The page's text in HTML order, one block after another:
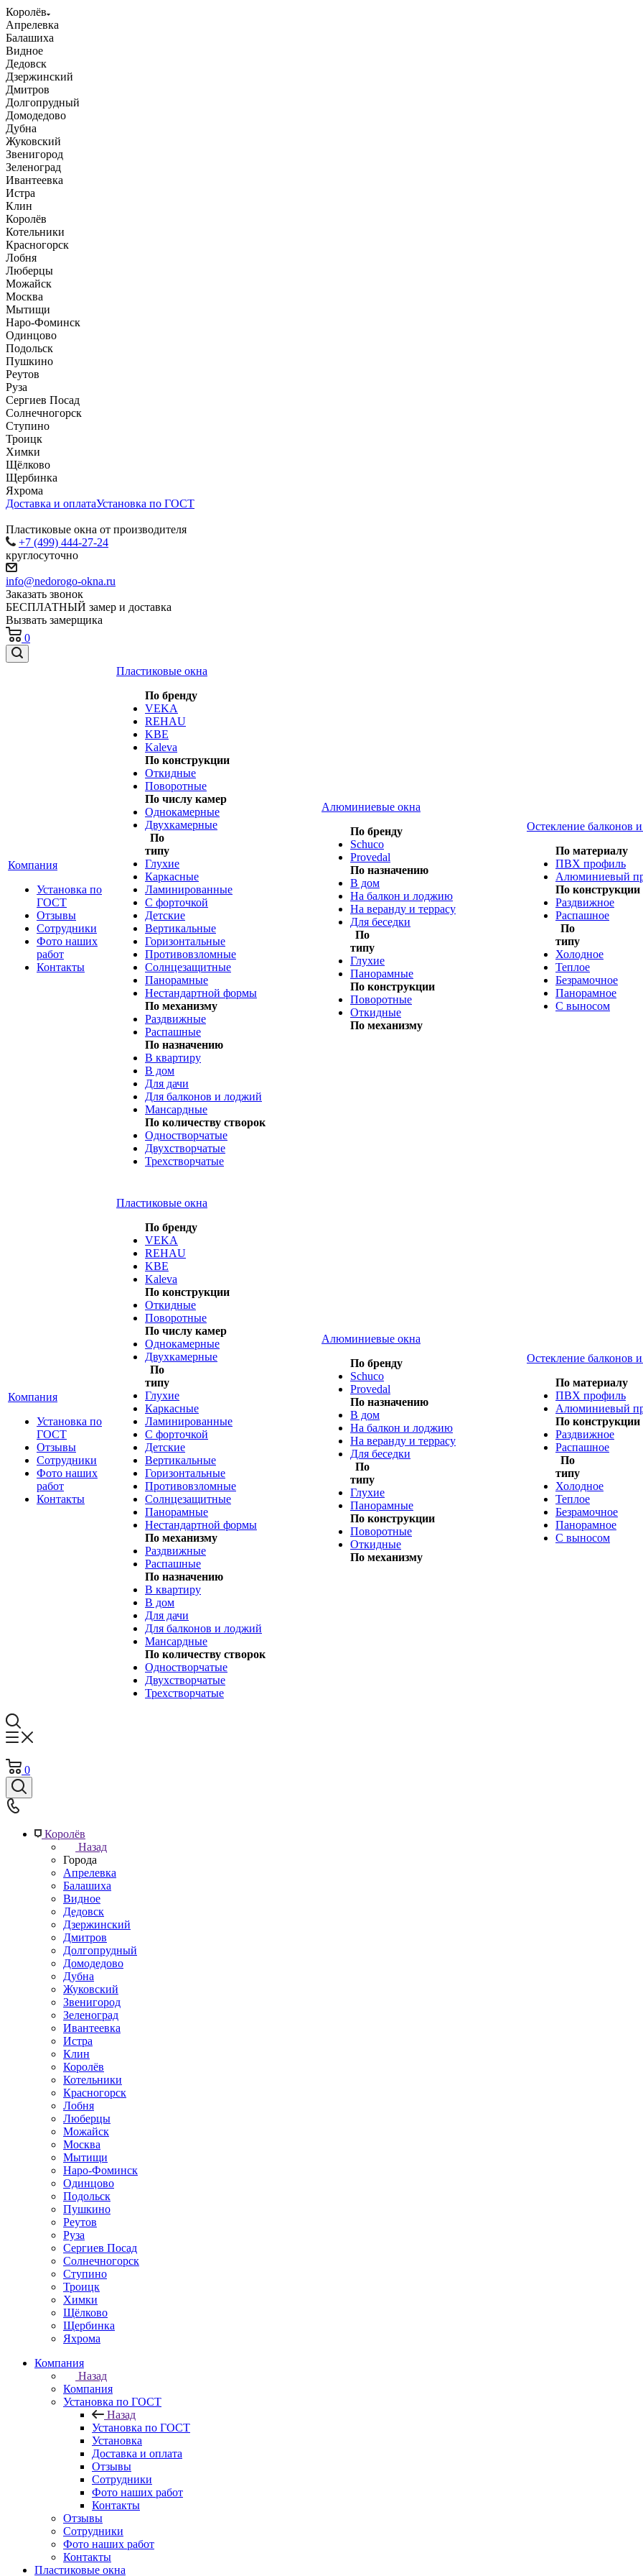
Королёв
Апрелевка
Балашиха
Видное
Дедовск
Дзержинский
Дмитров
Долгопрудный
Домодедово
Дубна
Жуковский
Звенигород
Зеленоград
Ивантеевка
Истра
Клин
Королёв
Котельники
Красногорск
Лобня
Люберцы
Можайск
Москва
Мытищи
Наро-Фоминск
Одинцово
Подольск
Пушкино
Реутов
Руза
Сергиев Посад
Солнечногорск
Ступино
Троицк
Химки
Щёлково
Щербинка
Яхрома
Доставка и оплатаУстановка по ГОСТ
Пластиковые окна от производителя
+7 (499) 444-27-24
круглосуточно
info@nedorogo-okna.ru
Заказать звонок
БЕСПЛАТНЫЙ замер и доставка
Вызвать замерщика
0
Компания
Установка по
ГОСТ
Отзывы
Сотрудники
Фото наших
работ
Контакты
Пластиковые окна
По бренду
VEKA
REHAU
KBE
Kaleva
По конструкции
Откидные
Поворотные
По числу камер
Однокамерные
Двухкамерные
По
типу
Глухие
Каркасные
Ламинированные
С форточкой
Детские
Вертикальные
Горизонтальные
Противовзломные
Солнцезащитные
Панорамные
Нестандартной формы
По механизму
Раздвижные
Распашные
По назначению
В квартиру
В дом
Для дачи
Для балконов и лоджий
Мансардные
По количеству створок
Одностворчатые
Двухстворчатые
Трехстворчатые
Алюминиевые окна
По бренду
Schuco
Provedal
По назначению
В дом
На балкон и лоджию
На веранду и террасу
Для беседки
По
типу
Глухие
Панорамные
По конструкции
Поворотные
Откидные
По механизму
Остекление балконов
По материалу
ПВХ профиль
Алюминиевый
По конструкции
Раздвижное
Распашное
По
типу
Холодное
Теплое
Безрамочное
Панорамное
С выносом
Компания
Установка по
ГОСТ
Отзывы
Сотрудники
Фото наших
работ
Контакты
Пластиковые окна
По бренду
VEKA
REHAU
KBE
Kaleva
По конструкции
Откидные
Поворотные
По числу камер
Однокамерные
Двухкамерные
По
типу
Глухие
Каркасные
Ламинированные
С форточкой
Детские
Вертикальные
Горизонтальные
Противовзломные
Солнцезащитные
Панорамные
Нестандартной формы
По механизму
Раздвижные
Распашные
По назначению
В квартиру
В дом
Для дачи
Для балконов и лоджий
Мансардные
По количеству створок
Одностворчатые
Двухстворчатые
Трехстворчатые
Алюминиевые окна
По бренду
Schuco
Provedal
По назначению
В дом
На балкон и лоджию
На веранду и террасу
Для беседки
По
типу
Глухие
Панорамные
По конструкции
Поворотные
Откидные
По механизму
Остекление балконов
По материалу
ПВХ профиль
Алюминиевый
По конструкции
Раздвижное
Распашное
По
типу
Холодное
Теплое
Безрамочное
Панорамное
С выносом
0
Королёв
Назад
Города
Апрелевка
Балашиха
Видное
Дедовск
Дзержинский
Дмитров
Долгопрудный
Домодедово
Дубна
Жуковский
Звенигород
Зеленоград
Ивантеевка
Истра
Клин
Королёв
Котельники
Красногорск
Лобня
Люберцы
Можайск
Москва
Мытищи
Наро-Фоминск
Одинцово
Подольск
Пушкино
Реутов
Руза
Сергиев Посад
Солнечногорск
Ступино
Троицк
Химки
Щёлково
Щербинка
Яхрома
Компания
Назад
Компания
Установка по ГОСТ
Назад
Установка по ГОСТ
Установка
Доставка и оплата
Отзывы
Сотрудники
Фото наших работ
Контакты
Отзывы
Сотрудники
Фото наших работ
Контакты
Пластиковые окна